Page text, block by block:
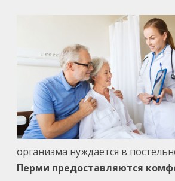
организма нуждается в
Перми предоставляются